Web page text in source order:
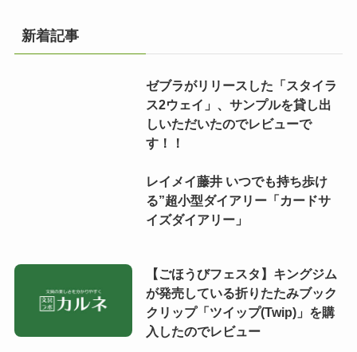
新着記事
ゼブラがリリースした「スタイラ
ス2ウェイ」、サンプルを貸し出
しいただいたのでレビューで
す！！
レイメイ藤井 いつでも持ち歩け
る”超小型ダイアリー「カードサ
イズダイアリー」
【ごほうびフェスタ】キングジム
が発売している折りたたみブック
クリップ「ツイップ(Twip)」を購
入したのでレビュー